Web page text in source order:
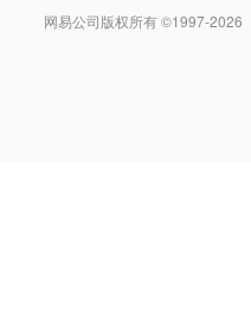
网易公司版权所有 ©1997-2026